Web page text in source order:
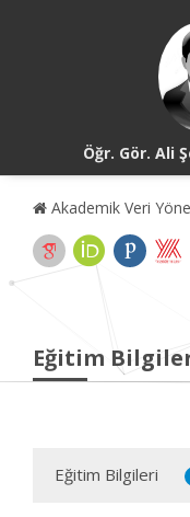
Öğr. Gör. Ali
Akademik Veri
Eğitim
Eğitim Bilgileri